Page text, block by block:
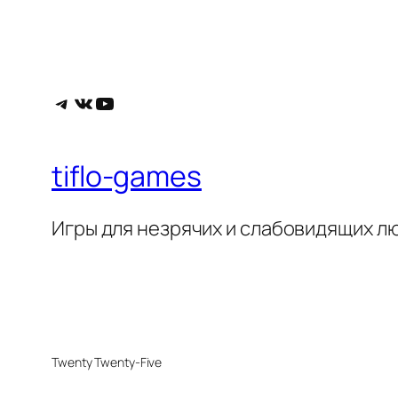
Telegram
ВКонтакте
YouTube
tiflo-games
Игры для незрячих и слабовидящих
Twenty Twenty-Five